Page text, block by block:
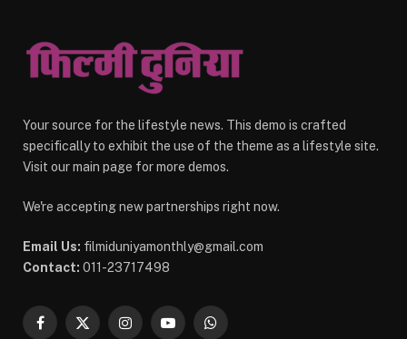
Your source for the lifestyle news. This demo is crafted
specifically to exhibit the use of the theme as a lifestyle site.
Visit our main page for more demos.
We're accepting new partnerships right now.
Email Us: filmiduniyamonthly@gmail.com
Contact: 011-23717498
Facebook
X
InstagramYouTubeWhatsApp